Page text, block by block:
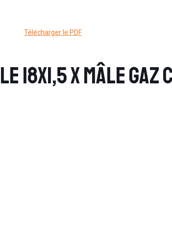
Télécharger le PDF
x mâle GAZ